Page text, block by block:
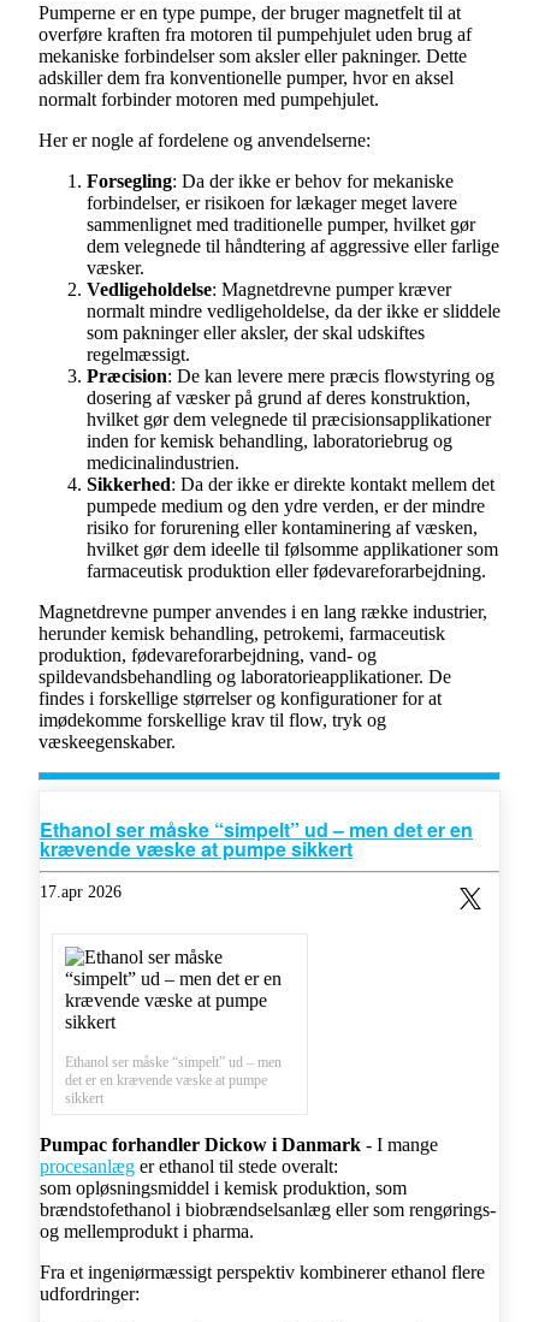
Pumperne er en type pumpe, der bruger magnetfelt til at
overføre kraften fra motoren til pumpehjulet uden brug af
mekaniske forbindelser som aksler eller pakninger. Dette
adskiller dem fra konventionelle pumper, hvor en aksel
normalt forbinder motoren med pumpehjulet.
Her er nogle af fordelene og anvendelserne:
Forsegling: Da der ikke er behov for mekaniske
forbindelser, er risikoen for lækager meget lavere
sammenlignet med traditionelle pumper, hvilket gør
dem velegnede til håndtering af aggressive eller farlige
væsker.
Vedligeholdelse: Magnetdrevne pumper kræver
normalt mindre vedligeholdelse, da der ikke er sliddele
som pakninger eller aksler, der skal udskiftes
regelmæssigt.
Præcision: De kan levere mere præcis flowstyring og
dosering af væsker på grund af deres konstruktion,
hvilket gør dem velegnede til præcisionsapplikationer
inden for kemisk behandling, laboratoriebrug og
medicinalindustrien.
Sikkerhed: Da der ikke er direkte kontakt mellem det
pumpede medium og den ydre verden, er der mindre
risiko for forurening eller kontaminering af væsken,
hvilket gør dem ideelle til følsomme applikationer som
farmaceutisk produktion eller fødevareforarbejdning.
Magnetdrevne pumper anvendes i en lang række industrier,
herunder kemisk behandling, petrokemi, farmaceutisk
produktion, fødevareforarbejdning, vand- og
spildevandsbehandling og laboratorieapplikationer. De
findes i forskellige størrelser og konfigurationer for at
imødekomme forskellige krav til flow, tryk og
væskeegenskaber.
Ethanol ser måske “simpelt” ud – men det er en
krævende væske at pumpe sikkert
17.apr 2026
Ethanol ser måske “simpelt” ud – men
det er en krævende væske at pumpe
sikkert
Pumpac forhandler Dickow i Danmark - I mange
procesanlæg er ethanol til stede overalt:
som opløsningsmiddel i kemisk produktion, som
brændstofethanol i biobrændselsanlæg eller som rengørings-
og mellemprodukt i pharma.
Fra et ingeniørmæssigt perspektiv kombinerer ethanol flere
udfordringer: